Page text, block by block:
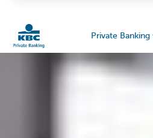
Private Banking